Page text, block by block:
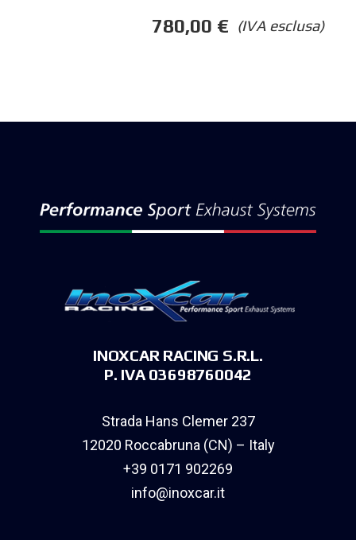
(IVA esclusa)
780,00 €
INOXCAR RACING S.R.L.
P. IVA 03698760042
Strada Hans Clemer 237
12020 Roccabruna (CN) – Italy
+39 0171 902269
info@inoxcar.it